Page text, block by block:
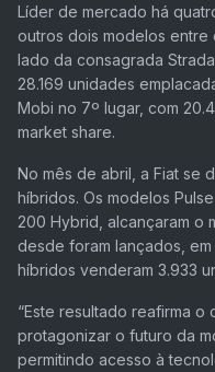
Líder de mercado há
outros dois modelos entre
lado da consagrada
28.169 unidades
Mobi no 7º lugar, com
market share.
No mês de abril, a Fiat se
híbridos. Os modelos
200 Hybrid, alcançaram o
desde foram lançados,
híbridos venderam 3.933
“Este resultado reafirma o
protagonizar o futuro da
permitindo acesso à